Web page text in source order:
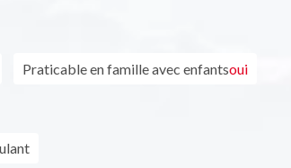
Praticable en famille avec enfantsoui